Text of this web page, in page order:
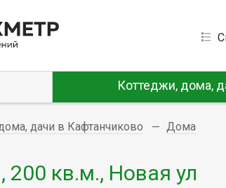
Коттеджи, дома,
дачи в Кафтанчиково Дома
кв.м., Новая ул